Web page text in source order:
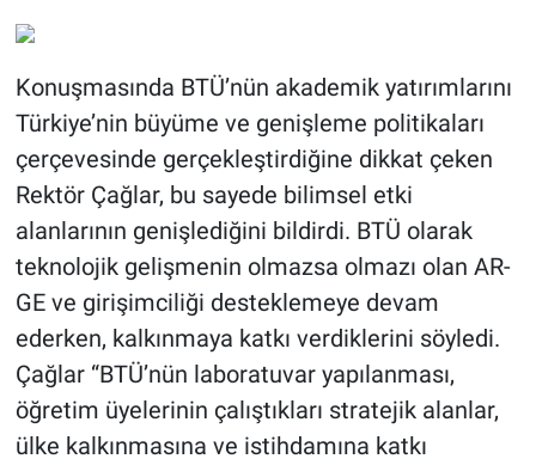
Konuşmasında BTÜ’nün akademik yatırımlarını
Türkiye’nin büyüme ve genişleme politikaları
çerçevesinde gerçekleştirdiğine dikkat çeken
Rektör Çağlar, bu sayede bilimsel etki
alanlarının genişlediğini bildirdi. BTÜ olarak
teknolojik gelişmenin olmazsa olmazı olan AR-
GE ve girişimciliği desteklemeye devam
ederken, kalkınmaya katkı verdiklerini söyledi.
Çağlar “BTÜ’nün laboratuvar yapılanması,
öğretim üyelerinin çalıştıkları stratejik alanlar,
ülke kalkınmasına ve istihdamına katkı